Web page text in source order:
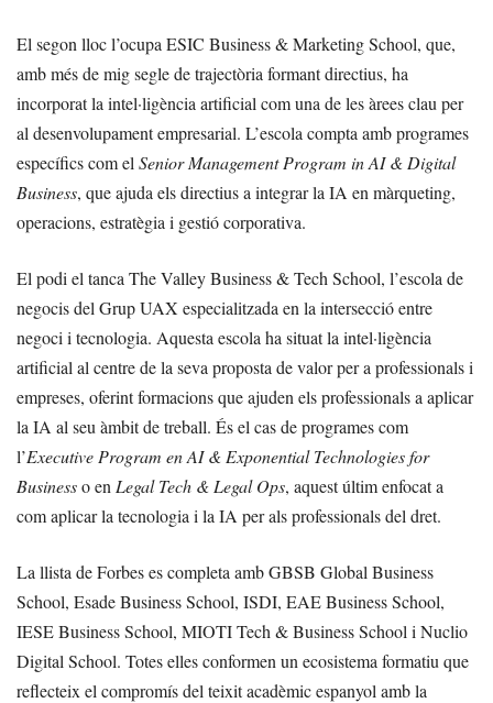
El segon lloc l’ocupa ESIC Business & Marketing School, que,
amb més de mig segle de trajectòria formant directius, ha
incorporat la intel·ligència artificial com una de les àrees clau per
al desenvolupament empresarial. L’escola compta amb programes
específics com el Senior Management Program in AI & Digital
Business, que ajuda els directius a integrar la IA en màrqueting,
operacions, estratègia i gestió corporativa.
El podi el tanca The Valley Business & Tech School, l’escola de
negocis del Grup UAX especialitzada en la intersecció entre
negoci i tecnologia. Aquesta escola ha situat la intel·ligència
artificial al centre de la seva proposta de valor per a professionals i
empreses, oferint formacions que ajuden els professionals a aplicar
la IA al seu àmbit de treball. És el cas de programes com
l’Executive Program en AI & Exponential Technologies for
Businesso en Legal Tech & Legal Ops, aquest últim enfocat a
com aplicar la tecnologia i la IA per als professionals del dret.
La llista de Forbes es completa amb GBSB Global Business
School, Esade Business School, ISDI, EAE Business School,
IESE Business School, MIOTI Tech & Business School i Nuclio
Digital School. Totes elles conformen un ecosistema formatiu que
reflecteix el compromís del teixit acadèmic espanyol amb la